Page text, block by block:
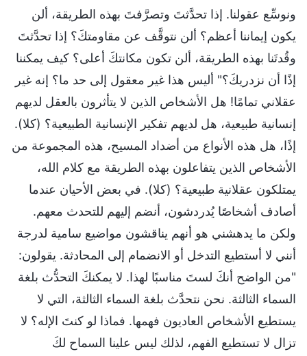
ونوسِّع عقولنا. إذا تحدَّثتَ وتصرَّفتَ بهذه الطريقة، ألن
يكون إيماننا أعظم؟ ألن نتوقَّف عن مقاومتكَ؟ إذا تحدَّثتَ
وقُدتَنا بهذه الطريقة، ألن تكون مكانتكَ أعلى؟ كيف يمكننا
إذًا أن نزدريكَ؟" أليس هذا غير معقول إلى حد ما؟ إنه غير
عقلاني تمامًا! هل الأشخاص الذين لا يتأثرون بالعقل لديهم
إنسانية طبيعية، هل لديهم تفكير الإنسانية الطبيعية؟ (كلا).
إذًا، هل هذه الأنواع من أضداد المسيح، هذه المجموعة من
الأشخاص الذين يتفاعلون بهذه الطريقة مع كلام الله،
يمتلكون عقلانية طبيعية؟ (كلا). في بعض الأحيان عندما
أصادف أشخاصًا يُدردشون، أنضم إليهم للتحدث معهم.
ولكن ما يدهشني هو أنهم يناقشون مواضيع سامية لدرجة
أنني لا أستطيع التدخل أو الانضمام إلى المحادثة. يقولون:
"من الواضح أنكَ لستَ مناسبًا لهذا. لا يمكنكَ التحدُّث بلغة
السماء الثالثة. نحن نتحدَّث بلغة السماء الثالثة، التي لا
يستطيع الأشخاص العاديون فهمها. فماذا لو كنتَ الإله؟ لا
تزال لا تستطيع الفهم، لذلك ليس علينا السماح لكَ